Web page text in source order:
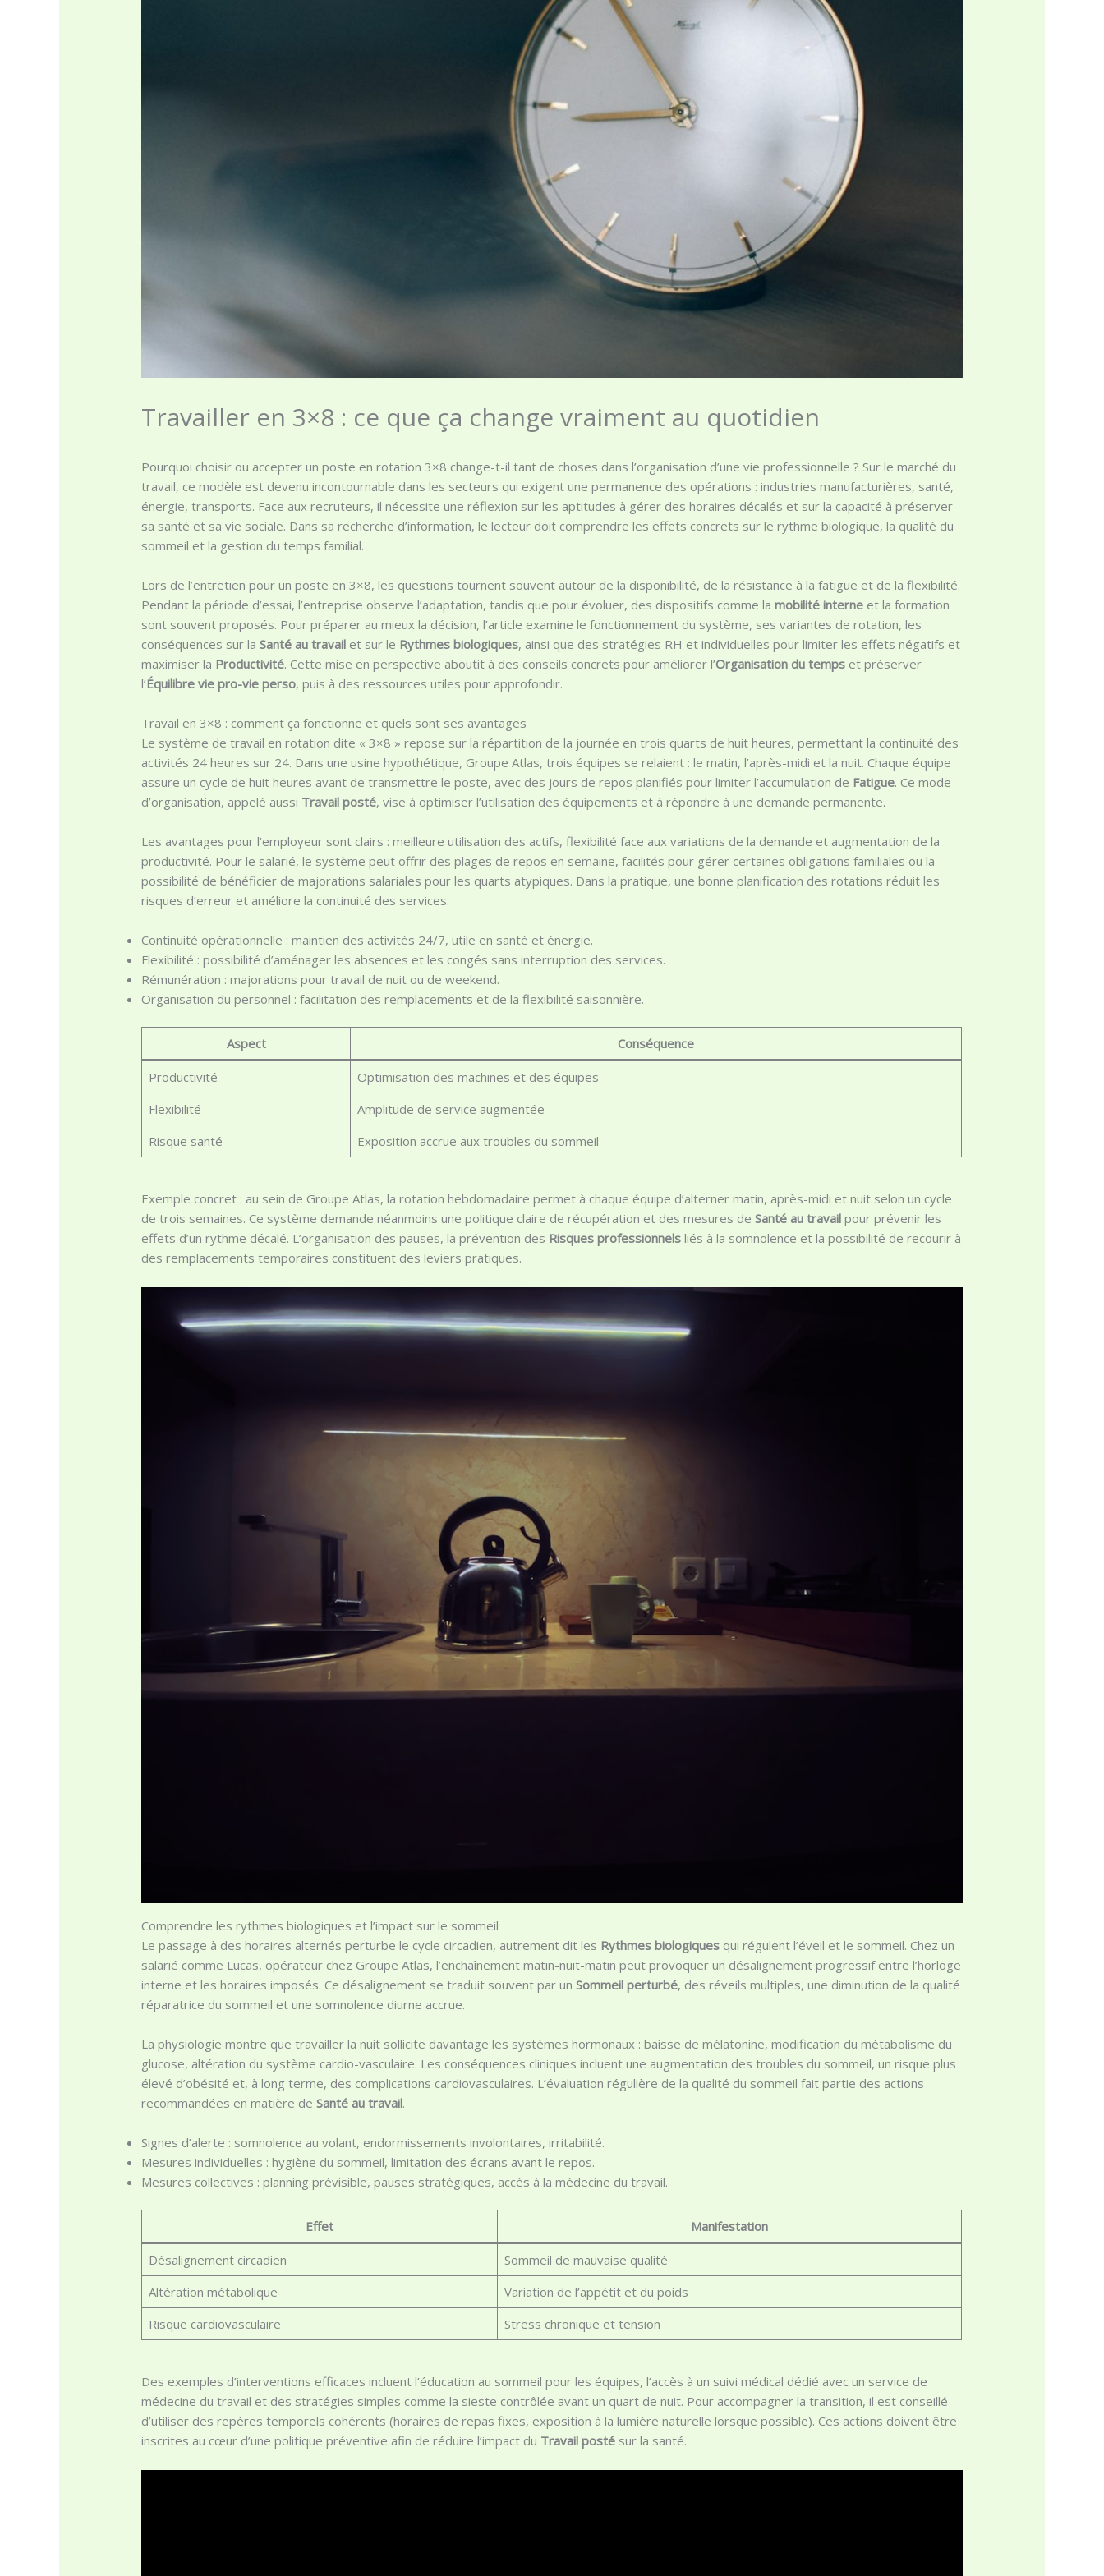
Travailler en 3×8 : ce que ça change vraiment au quotidien
Pourquoi choisir ou accepter un poste en rotation 3×8 change-t-il tant de choses dans l’organisation d’une vie professionnelle ? Sur le marché du
travail, ce modèle est devenu incontournable dans les secteurs qui exigent une permanence des opérations : industries manufacturières, santé,
énergie, transports. Face aux recruteurs, il nécessite une réflexion sur les aptitudes à gérer des horaires décalés et sur la capacité à préserver
sa santé et sa vie sociale. Dans sa recherche d’information, le lecteur doit comprendre les effets concrets sur le rythme biologique, la qualité du
sommeil et la gestion du temps familial.
Lors de l’entretien pour un poste en 3×8, les questions tournent souvent autour de la disponibilité, de la résistance à la fatigue et de la flexibilité.
Pendant la période d’essai, l’entreprise observe l’adaptation, tandis que pour évoluer, des dispositifs comme lamobilité interne et la formation
sont souvent proposés. Pour préparer au mieux la décision, l’article examine le fonctionnement du système, ses variantes de rotation, les
conséquences sur laSanté au travail et sur le Rythmes biologiques, ainsi que des stratégies RH et individuelles pour limiter les effets négatifs et
maximiser la Productivité. Cette mise en perspective aboutit à des conseils concrets pour améliorer l’Organisation du temps et préserver
l’Équilibre vie pro-vie perso, puis à des ressources utiles pour approfondir.
Travail en 3×8 : comment ça fonctionne et quels sont ses avantages
Le système de travail en rotation dite « 3×8 » repose sur la répartition de la journée en trois quarts de huit heures, permettant la continuité des
activités 24 heures sur 24. Dans une usine hypothétique, Groupe Atlas, trois équipes se relaient : le matin, l’après-midi et la nuit. Chaque équipe
assure un cycle de huit heures avant de transmettre le poste, avec des jours de repos planifiés pour limiter l’accumulation de Fatigue. Ce mode
d’organisation, appelé aussi Travail posté, vise à optimiser l’utilisation des équipements et à répondre à une demande permanente.
Les avantages pour l’employeur sont clairs : meilleure utilisation des actifs, flexibilité face aux variations de la demande et augmentation de la
productivité. Pour le salarié, le système peut offrir des plages de repos en semaine, facilités pour gérer certaines obligations familiales ou la
possibilité de bénéficier de majorations salariales pour les quarts atypiques. Dans la pratique, une bonne planification des rotations réduit les
risques d’erreur et améliore la continuité des services.
Continuité opérationnelle : maintien des activités 24/7, utile en santé et énergie.
Flexibilité : possibilité d’aménager les absences et les congés sans interruption des services.
Rémunération : majorations pour travail de nuit ou de weekend.
Organisation du personnel : facilitation des remplacements et de la flexibilité saisonnière.
Aspect Conséquence
Productivité
Optimisation des machines et des équipes
Flexibilité
Amplitude de service augmentée
Risque santé
Exposition accrue aux troubles du sommeil
Exemple concret : au sein de Groupe Atlas, la rotation hebdomadaire permet à chaque équipe d’alterner matin, après-midi et nuit selon un cycle
de trois semaines. Ce système demande néanmoins une politique claire de récupération et des mesures deSanté au travail pour prévenir les
effets d’un rythme décalé. L’organisation des pauses, la prévention des Risques professionnels liés à la somnolence et la possibilité de recourir à
des remplacements temporaires constituent des leviers pratiques.
Comprendre les rythmes biologiques et l’impact sur le sommeil
Le passage à des horaires alternés perturbe le cycle circadien, autrement dit les Rythmes biologiques qui régulent l’éveil et le sommeil. Chez un
salarié comme Lucas, opérateur chez Groupe Atlas, l’enchaînement matin-nuit-matin peut provoquer un désalignement progressif entre l’horloge
interne et les horaires imposés. Ce désalignement se traduit souvent par unSommeil perturbé, des réveils multiples, une diminution de la qualité
réparatrice du sommeil et une somnolence diurne accrue.
La physiologie montre que travailler la nuit sollicite davantage les systèmes hormonaux : baisse de mélatonine, modification du métabolisme du
glucose, altération du système cardio-vasculaire. Les conséquences cliniques incluent une augmentation des troubles du sommeil, un risque plus
élevé d’obésité et, à long terme, des complications cardiovasculaires. L’évaluation régulière de la qualité du sommeil fait partie des actions
recommandées en matière deSanté au travail.
Signes d’alerte : somnolence au volant, endormissements involontaires, irritabilité.
Mesures individuelles : hygiène du sommeil, limitation des écrans avant le repos.
Mesures collectives : planning prévisible, pauses stratégiques, accès à la médecine du travail.
Effet Manifestation
Désalignement circadien
Sommeil de mauvaise qualité
Altération métabolique
Variation de l’appétit et du poids
Risque cardiovasculaire
Stress chronique et tension
Des exemples d’interventions efficaces incluent l’éducation au sommeil pour les équipes, l’accès à un suivi médical dédié avec un service de
médecine du travail et des stratégies simples comme la sieste contrôlée avant un quart de nuit. Pour accompagner la transition, il est conseillé
d’utiliser des repères temporels cohérents (horaires de repas fixes, exposition à la lumière naturelle lorsque possible). Ces actions doivent être
inscrites au cœur d’une politique préventive afin de réduire l’impact du Travail posté sur la santé.